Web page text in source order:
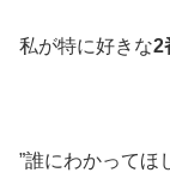
私が特に好きな2
”誰にわかってほ